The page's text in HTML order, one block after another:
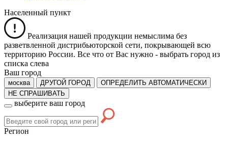
Населенный пункт
Реализация нашей продукции немыслима без
разветвленной дистрибьюторской сети, покрывающей всю
территорию России. Все что от Вас нужно - выбрать город из
списка слева
Ваш город
москва ДРУГОЙ ГОРОД
ОПРЕДЕЛИТЬ АВТОМАТИЧЕСКИ
НЕ СПРАШИВАТЬ
выберите ваш город
Регион